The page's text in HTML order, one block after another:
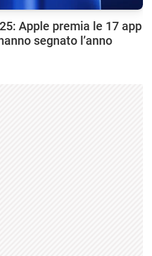
Apple premia le 17 app
segnato l’anno